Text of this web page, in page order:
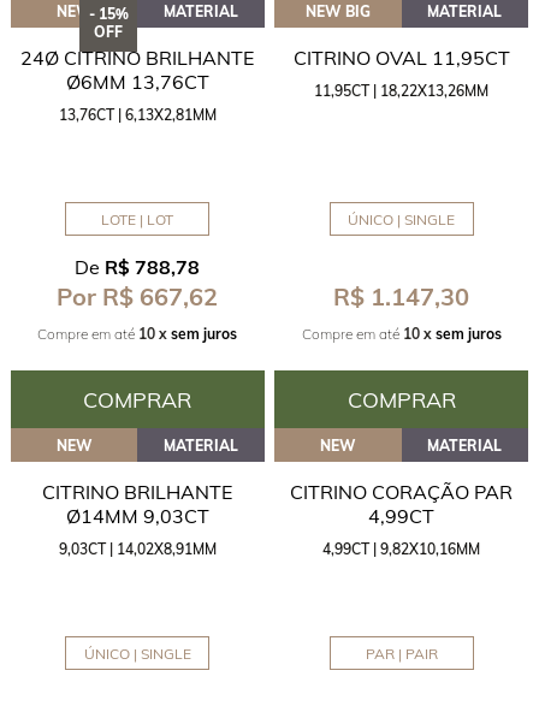
- 15%
OFF
NEW MATERIAL
24Ø CITRINO BRILHANTE
Ø6MM 13,76CT
13,76CT | 6,13X2,81MM
LOTE | LOT
De R$ 788,78
Por R$ 667,62
Compre em até 10 x sem juros
COMPRAR
NEW BIG MATERIAL
CITRINO OVAL 11,95CT
11,95CT | 18,22X13,26MM
ÚNICO | SINGLE
R$ 1.147,30
Compre em até 10 x sem juros
COMPRAR
NEW MATERIAL
CITRINO BRILHANTE
Ø14MM 9,03CT
9,03CT | 14,02X8,91MM
ÚNICO | SINGLE
NEW MATERIAL
CITRINO CORAÇÃO PAR
4,99CT
4,99CT | 9,82X10,16MM
PAR | PAIR